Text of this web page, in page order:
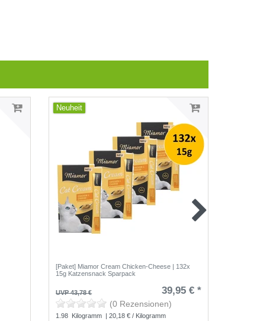
Neuheit
[Paket] Miamor Cream Chicken-Cheese | 132x
15g Katzensnack Sparpack
UVP 43,78 € 39,95 € *
(0 Rezensionen)
1.98 Kilogramm | 20,18 € / Kilogramm